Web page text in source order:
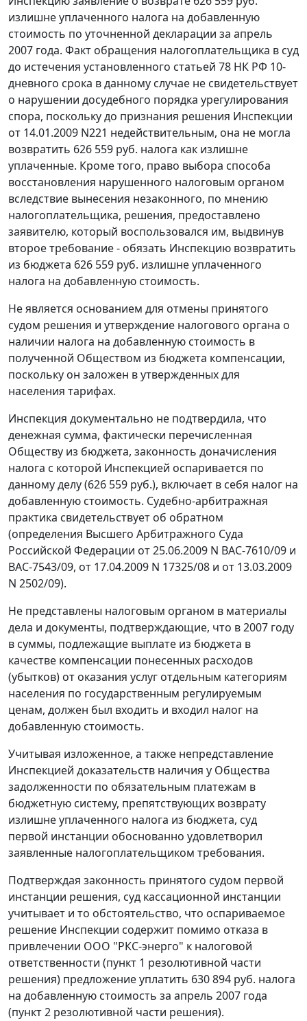
излишне уплаченного налога на добавленную
стоимость по уточненной декларации за апрель
2007 года. Факт обращения налогоплательщика в суд
до истечения установленного статьей 78 НК РФ 10-
дневного срока в данному случае не свидетельствует
о нарушении досудебного порядка урегулирования
спора, поскольку до признания решения Инспекции
от 14.01.2009 N221 недействительным, она не могла
возвратить 626 559 руб. налога как излишне
уплаченные. Кроме того, право выбора способа
восстановления нарушенного налоговым органом
вследствие вынесения незаконного, по мнению
налогоплательщика, решения, предоставлено
заявителю, который воспользовался им, выдвинув
второе требование - обязать Инспекцию возвратить
из бюджета 626 559 руб. излишне уплаченного
налога на добавленную стоимость.
Не является основанием для отмены принятого
судом решения и утверждение налогового органа о
наличии налога на добавленную стоимость в
полученной Обществом из бюджета компенсации,
поскольку он заложен в утвержденных для
населения тарифах.
Инспекция документально не подтвердила, что
денежная сумма, фактически перечисленная
Обществу из бюджета, законность доначисления
налога с которой Инспекцией оспаривается по
данному делу (626 559 руб.), включает в себя налог на
добавленную стоимость. Судебно-арбитражная
практика свидетельствует об обратном
(определения Высшего Арбитражного Суда
Российской Федерации от 25.06.2009 N ВАС-7610/09 и
ВАС-7543/09, от 17.04.2009 N 17325/08 и от 13.03.2009
N 2502/09).
Не представлены налоговым органом в материалы
дела и документы, подтверждающие, что в 2007 году
в суммы, подлежащие выплате из бюджета в
качестве компенсации понесенных расходов
(убытков) от оказания услуг отдельным категориям
населения по государственным регулируемым
ценам, должен был входить и входил налог на
добавленную стоимость.
Учитывая изложенное, а также непредставление
Инспекцией доказательств наличия у Общества
задолженности по обязательным платежам в
бюджетную систему, препятствующих возврату
излишне уплаченного налога из бюджета, суд
первой инстанции обоснованно удовлетворил
заявленные налогоплательщиком требования.
Подтверждая законность принятого судом первой
инстанции решения, суд кассационной инстанции
учитывает и то обстоятельство, что оспариваемое
решение Инспекции содержит помимо отказа в
привлечении ООО "РКС-энерго" к налоговой
ответственности (пункт 1 резолютивной части
решения) предложение уплатить 630 894 руб. налога
на добавленную стоимость за апрель 2007 года
(пункт 2 резолютивной части решения).